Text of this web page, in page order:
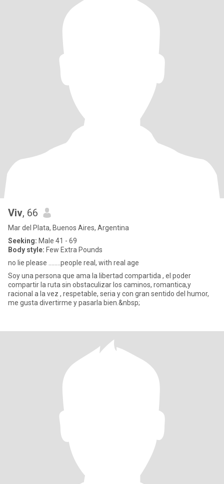
Viv, 66
Mar del Plata, Buenos Aires, Argentina
Seeking: Male 41 - 69
Body style: Few Extra Pounds
no lie please ........people real, with real age
Soy una persona que ama la libertad compartida , el poder
compartir la ruta sin obstaculizar los caminos, romantica,y
racional a la vez , respetable, seria y con gran sentido del humor,
me gusta divertirme y pasarla bien.&nbsp;